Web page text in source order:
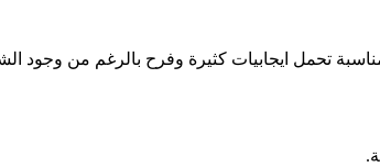
مناسبة تحمل ايجابيات كثيرة وفرح بالرغم من